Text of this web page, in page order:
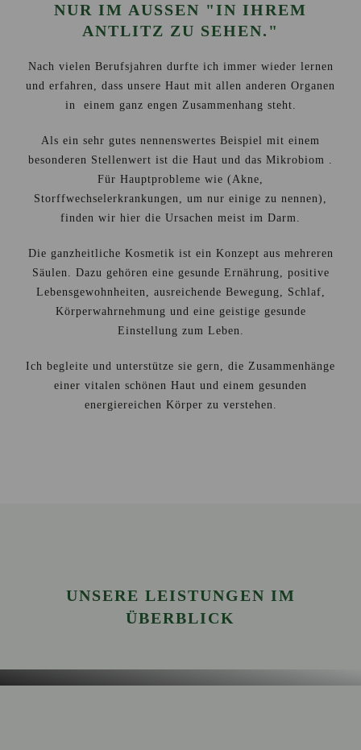
NUR IM AUSSEN "IN IHREM A
NTLITZ ZU SEHEN."
Nach vielen Berufsjahren durfte ich immer wieder lernen
und erfahren, dass unsere Haut mit allen anderen Organen
in einem ganz engen Zusammenhang steht.
Als ein sehr gutes nennenswertes Beispiel mit einem
besonderen Stellenwert ist die Haut und das Mikrobiom .
Für Hauptprobleme wie (Akne,
Storffwechselerkrankungen, um nur einige zu nennen),
finden wir hier die Ursachen meist im Darm.
Die ganzheitliche Kosmetik ist ein Konzept aus mehreren
Säulen. Dazu gehören eine gesunde Ernährung, positive
Lebensgewohnheiten, ausreichende Bewegung, Schlaf,
Körperwahrnehmung und eine geistige gesunde
Einstellung zum Leben.
Ich begleite und unterstütze sie gern, die Zusammenhänge
einer vitalen schönen Haut und einem gesunden
energiereichen Körper zu verstehen.
UNSERE LEISTUNGEN IM
ÜBERBLICK
KÖRPER & GEIST